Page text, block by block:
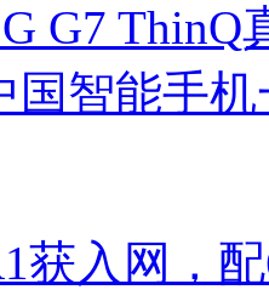
G7 ThinQ
国智能手
获入网，